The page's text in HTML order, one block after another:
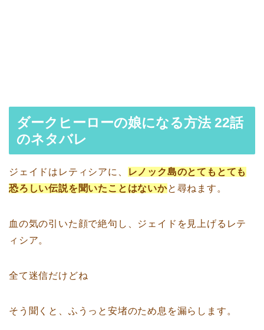
ダークヒーローの娘になる方法 22話
のネタバレ
ジェイドはレティシアに、
レノック島のとてもとても
恐ろしい伝説を聞いたことはないかと尋ねます。
血の気の引いた顔で絶句し、ジェイドを見上げるレテ
ィシア。
全て迷信だけどね
そう聞くと、ふうっと安堵のため息を漏らします。